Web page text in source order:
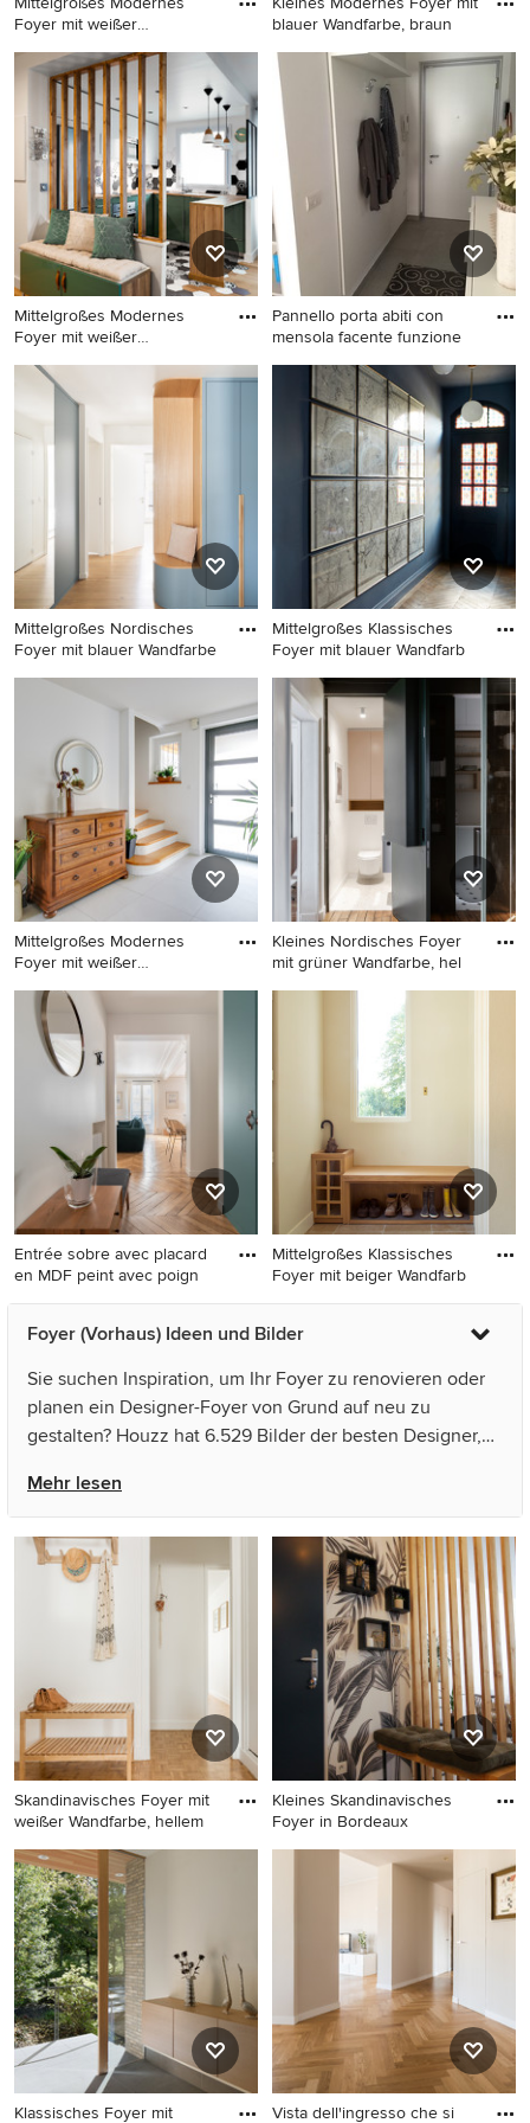
Foyer mit weißer
Mittelgroßes Modernes
Foyer mit weißer Wandfarbe,
hellem Holzboden, Einzeltür,
weißer Haustür und beigem
Boden in Mailand
blauer Wandfarbe, braun
Kleines Modernes Foyer mit
blauer Wandfarbe, braunem
Holzboden, Einzeltür und
blauer Haustür in Paris
Mittelgroßes Modernes
Foyer mit weißer
Mittelgroßes Modernes
Foyer mit weißer Wandfarbe,
hellem Holzboden, Einzeltür
und weißer Haustür in Paris
Pannello porta abiti con
mensola facente funzione
Kleines Modernes Foyer mit
weißer Wandfarbe,
Keramikboden und grauem
Boden in Sonstige
Mittelgroßes Nordisches
Foyer mit blauer Wandfarbe
Mittelgroßes Nordisches
Foyer mit blauer Wandfarbe,
hellem Holzboden, Einzeltür
und weißer Haustür in Paris
Mittelgroßes Klassisches
Foyer mit blauer Wandfarb
Mittelgroßes Klassisches
Foyer mit blauer Wandfarbe
und braunem Holzboden in
London
Mittelgroßes Modernes
Foyer mit weißer
Mittelgroßes Modernes
Foyer mit weißer Wandfarbe,
Keramikboden, Einzeltür,
grauer Haustür und beigem
Boden in Straßburg
Kleines Nordisches Foyer
mit grüner Wandfarbe, hel
Kleines Nordisches Foyer mit
grüner Wandfarbe, hellem
Holzboden, Drehtür, grüner
Haustür und beigem Boden
Entrée sobre avec placard
en MDF peint avec poign
Mittelgroßes Klassisches
Foyer mit weißer Wandfarbe,
Doppeltür, weißer Haustür
und braunem Boden in Paris
Mittelgroßes Klassisches
Foyer mit beiger Wandfarb
Mittelgroßes Klassisches
Foyer mit beiger Wandfarbe
Foyer (Vorhaus) Ideen und Bilder
Sie suchen Inspiration, um Ihr Foyer zu renovieren oder
planen ein Designer-Foyer von Grund auf neu zu
gestalten? Houzz hat 6.529 Bilder der besten Designer,
anderem von Arti decorative - Studio ADP21 und Atelier
B2. Sehen Sie sich Fotos in vielen verschiedenen Farben
und Stilen an – wenn Sie ein Foyer -Design entdeckt
haben, das Sie inspiriert, speichern Sie das Foto in einem
Ideenbuch oder kontaktieren Sie den Experten, dessen
Design-Ideen Sie sich auch für Ihr Zuhause vorstellen
können. Entdecken Sie in unserer Fotogalerie schöne
Foyer-Ideen und finden Sie heraus, warum Houzz die
beste Erfahrung bietet, wenn es um die Renovierung
oder das Einrichten von Haus und Wohnung geht.
Mehr lesen
Skandinavisches Foyer mit
weißer Wandfarbe, hellem
Skandinavisches Foyer mit
weißer Wandfarbe, hellem
Holzboden, braunem Boden
und weißer Haustür in Paris
Kleines Skandinavisches
Foyer in Bordeaux
Kleines Skandinavisches
Klassisches Foyer mit
Vista dell'ingresso che si